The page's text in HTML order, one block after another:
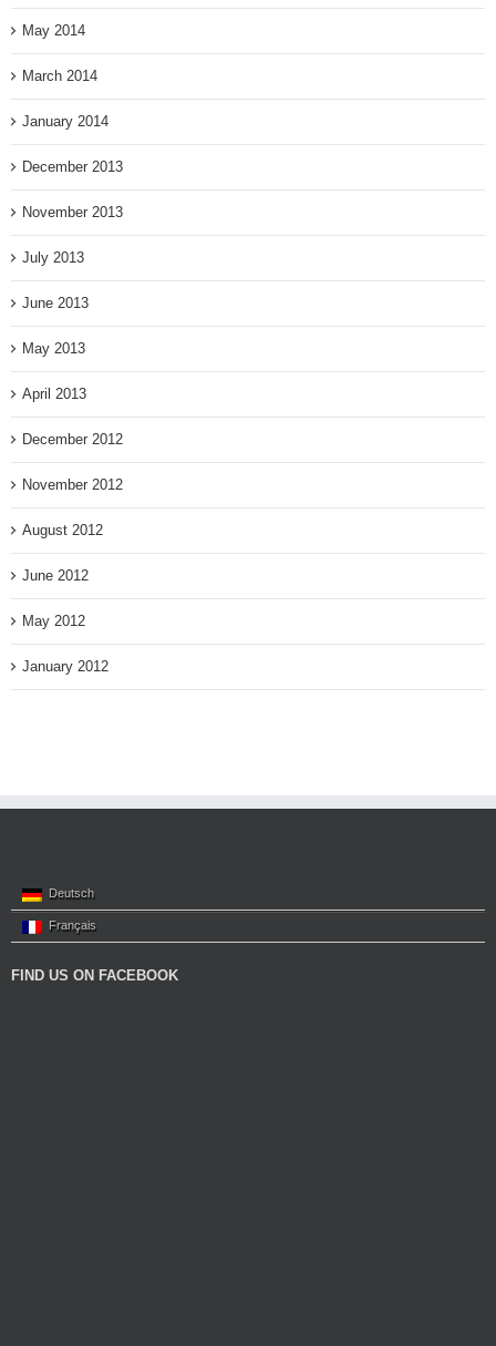
May 2014
March 2014
January 2014
December 2013
November 2013
July 2013
June 2013
May 2013
April 2013
December 2012
November 2012
August 2012
June 2012
May 2012
January 2012
Deutsch
Français
FIND US ON FACEBOOK